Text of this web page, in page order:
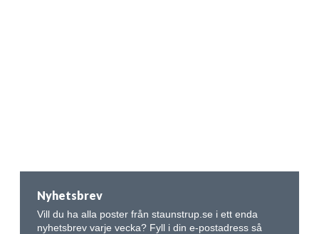
Nyhetsbrev
Vill du ha alla poster från staunstrup.se i ett enda
nyhetsbrev varje vecka? Fyll i din e-postadress så